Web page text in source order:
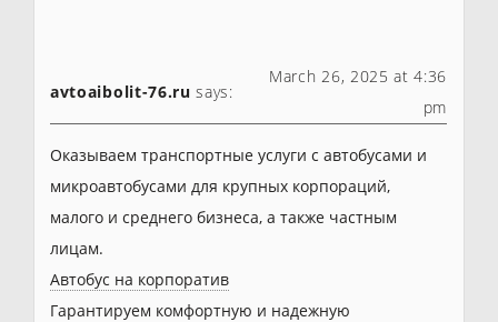
avtoaibolit-76.ru says:
March 26, 2025 at 4:36
pm
Оказываем транспортные услуги с автобусами и
микроавтобусами для крупных корпораций,
малого и среднего бизнеса, а также частным
лицам.
Автобус на корпоратив
Гарантируем комфортную и надежную